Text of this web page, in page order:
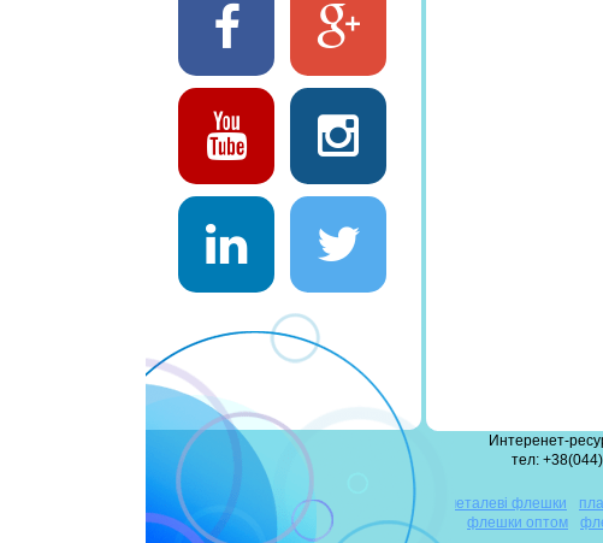
Интеренет-
тел:
дерев'яні флешки сувенірні флешки металеві флешки
кредитна картка
флешки оптом